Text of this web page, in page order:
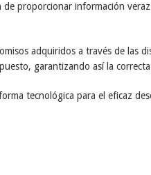
proporcionar información
adquiridos a través de las
garantizando así la
tecnológica para el eficaz